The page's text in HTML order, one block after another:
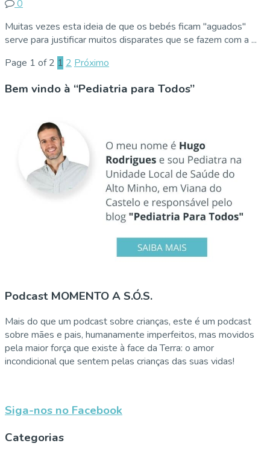
0
Muitas vezes esta ideia de que os bebés ficam "aguados"
serve para justificar muitos disparates que se fazem com a ...
Page 1 of 2 1 2 Próximo
Bem vindo à “Pediatria para Todos”
Podcast MOMENTO A S.Ó.S.
Mais do que um podcast sobre crianças, este é um podcast
sobre mães e pais, humanamente imperfeitos, mas movidos
pela maior força que existe à face da Terra: o amor
incondicional que sentem pelas crianças das suas vidas!
Siga-nos no Facebook
Categorias